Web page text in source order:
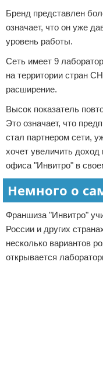
Бренд представлен
означает, что он уже
уровень работы.
Сеть имеет 9
на территории стран
расширение.
Высок показатель
Это означает, что
стал партнером сети,
хочет увеличить доход
офиса "Инвитро" в
Немного о
Франшиза "Инвитро"
России и других
несколько вариантов
открывается